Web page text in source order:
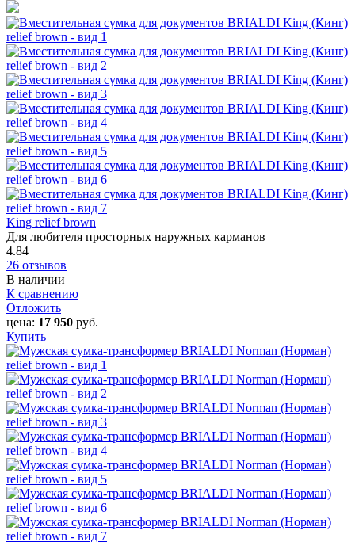
King relief brown
Для любителя просторных наружных карманов
4.84
26 отзывов
В наличии
К сравнению
Отложить
цена: 17 950 руб.
Купить